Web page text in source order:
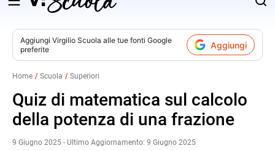
Salta
contenuto
Aggiungi Virgilio Scuola alle tue fonti Google
preferite
Aggiungi
Home Scuola Superiori
Quiz di matematica sul calcolo
della potenza di una frazione
9 Giugno 2025 - Ultimo Aggiornamento: 9 Giugno 2025